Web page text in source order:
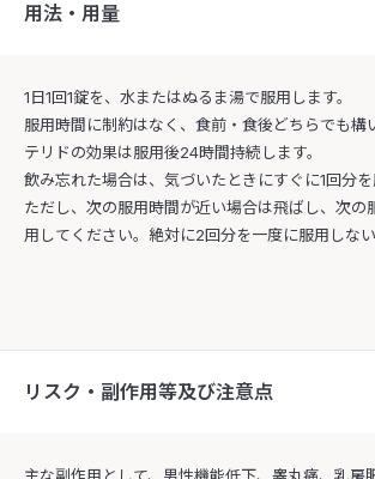
用法・用量
1日1回1錠を、水またはぬるま湯で服用します。
服用時間に制約はなく、食前・食後どちらでも構
テリドの効果は服用後24時間持続します。
飲み忘れた場合は、気づいたときにすぐに1回分を
ただし、次の服用時間が近い場合は飛ばし、次の
用してください。絶対に2回分を一度に服用しない
リスク・副作用等及び注意点